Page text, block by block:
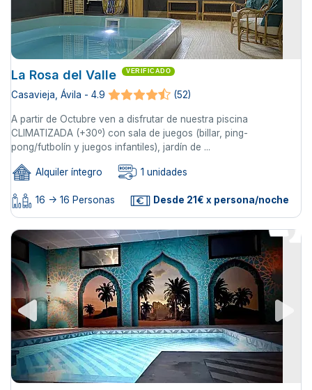
La Rosa del Valle VERIFICADO
Casavieja, Ávila - 4.9 (52)
A partir de Octubre ven a disfrutar de nuestra piscina
CLIMATIZADA (+30º) con sala de juegos (billar, ping-
pong/futbolín y juegos infantiles), jardín de ...
Alquiler íntegro 1 unidades
16 -> 16 Personas Desde 21€ x persona/noche